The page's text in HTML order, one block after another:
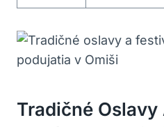
Tradičné Oslavy